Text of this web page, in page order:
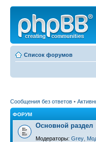
Список форумов
Сообщения без ответов •
ФОРУМ
Основной раздел
Модераторы: Grey